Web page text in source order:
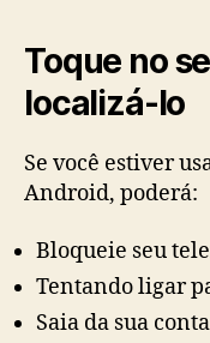
Toque no
localizá-lo
Se você estiver
Android, poderá:
Bloqueie seu
Tentando ligar
Saia da sua